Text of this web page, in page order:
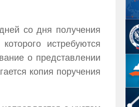
со дня получения
истребуются
о представлении
копия поручения